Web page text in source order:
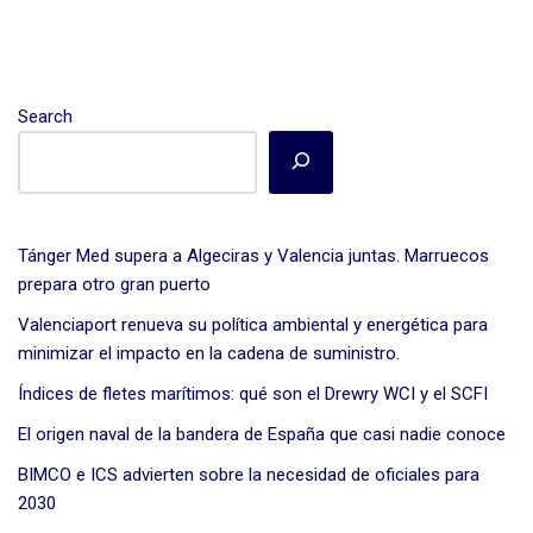
Search
Tánger Med supera a Algeciras y Valencia juntas. Marruecos
prepara otro gran puerto
Valenciaport renueva su política ambiental y energética para
minimizar el impacto en la cadena de suministro.
Índices de fletes marítimos: qué son el Drewry WCI y el SCFI
El origen naval de la bandera de España que casi nadie conoce
BIMCO e ICS advierten sobre la necesidad de oficiales para
2030